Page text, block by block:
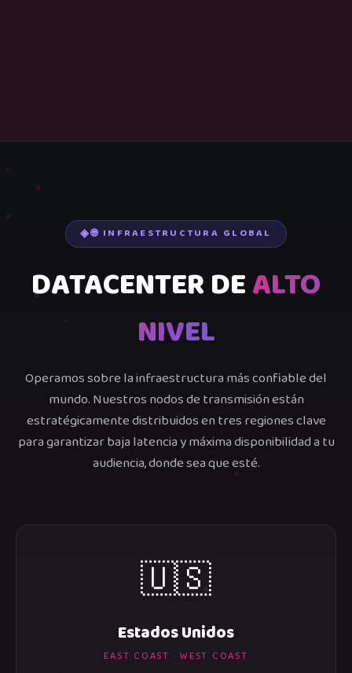
🌐 INFRAESTRUCTURA GLOBAL
DATACENTER DEALTO
NIVEL
Operamos sobre la infraestructura más confiable del
mundo. Nuestros nodos de transmisión están
estratégicamente distribuidos en tres regiones clave
para garantizar baja latencia y máxima disponibilidad a tu
audiencia, donde sea que esté.
🇺🇸
Estados Unidos
EAST COAST · WEST COAST